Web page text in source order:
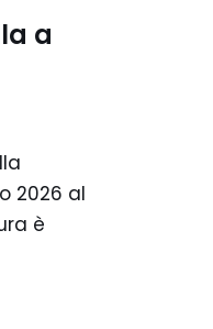
a
2026 al
è